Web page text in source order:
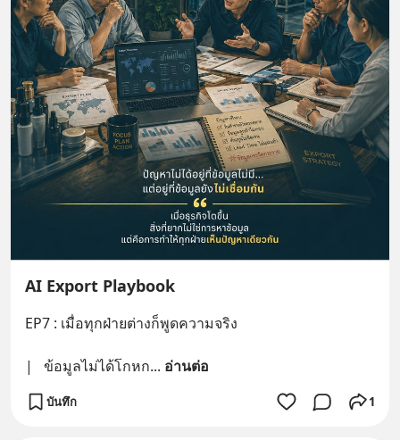
AI Export Playbook
EP7 : เมื่อทุกฝ่ายต่างก็พูดความจริง
|   ข้อมูลไม่ได้โกหก... อ่านต่อ
บันทึก 1